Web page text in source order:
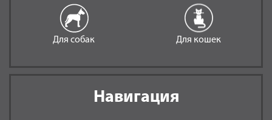
Для собак Для кошек
Навигация